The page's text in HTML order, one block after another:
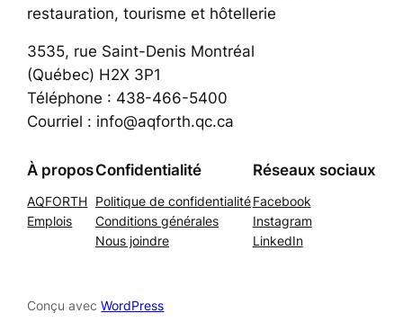
restauration, tourisme et hôtellerie
3535, rue Saint-Denis Montréal
(Québec) H2X 3P1
Téléphone : 438-466-5400
Courriel : info@aqforth.qc.ca
À propos
AQFORTH
Emplois
Confidentialité
Politique de confidentialité
Conditions générales
Nous joindre
Réseaux sociaux
Facebook
Instagram
LinkedIn
Conçu avecWordPress